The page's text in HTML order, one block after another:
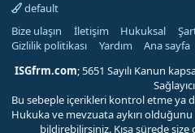
default
Bize ulaşın
İletişim Hukuksal
Gizlilik politikası
Yardım Ana sayfa
ISGfrm.com; 5651 Sayılı Kanun
Bu sebeple içerikleri kontrol etme ya
Hukuka ve mevzuata aykırı
bildirebilirsiniz. Kısa sürede size